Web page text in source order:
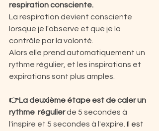
respiration consciente.
La respiration devient consciente
lorsque je l'observe et que je la
contrôle par la volonté.
Alors elle prend automatiquement un
rythme régulier, et les inspirations et
expirations sont plus amples.
👉La deuxième étape est de caler un
rythme  régulier de 5 secondes à
l'inspire et 5 secondes à l'expire. Il est